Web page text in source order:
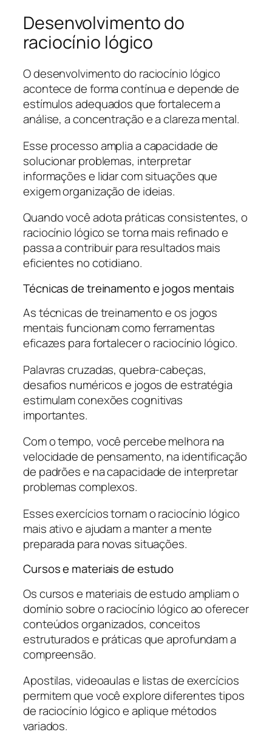
Desenvolvimento do
raciocínio lógico
O desenvolvimento do raciocínio lógico
acontece de forma contínua e depende de
estímulos adequados que fortalecem a
análise, a concentração e a clareza mental.
Esse processo amplia a capacidade de
solucionar problemas, interpretar
informações e lidar com situações que
exigem organização de ideias.
Quando você adota práticas consistentes, o
raciocínio lógico se torna mais refinado e
passa a contribuir para resultados mais
eficientes no cotidiano.
Técnicas de treinamento e jogos mentais
As técnicas de treinamento e os jogos
mentais funcionam como ferramentas
eficazes para fortalecer o raciocínio lógico.
Palavras cruzadas, quebra-cabeças,
desafios numéricos e jogos de estratégia
estimulam conexões cognitivas
importantes.
Com o tempo, você percebe melhora na
velocidade de pensamento, na identificação
de padrões e na capacidade de interpretar
problemas complexos.
Esses exercícios tornam o raciocínio lógico
mais ativo e ajudam a manter a mente
preparada para novas situações.
Cursos e materiais de estudo
Os cursos e materiais de estudo ampliam o
domínio sobre o raciocínio lógico ao oferecer
conteúdos organizados, conceitos
estruturados e práticas que aprofundam a
compreensão.
Apostilas, videoaulas e listas de exercícios
permitem que você explore diferentes tipos
de raciocínio lógico e aplique métodos
variados.